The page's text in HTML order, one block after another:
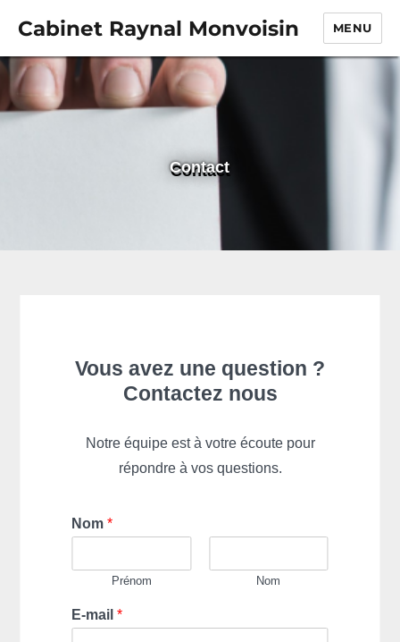
Cabinet Raynal Monvoisin MENU
Contact
Vous avez une question ?
Contactez nous
Notre équipe est à votre écoute pour
répondre à vos questions.
Nom*
Prénom Nom
E-mail*